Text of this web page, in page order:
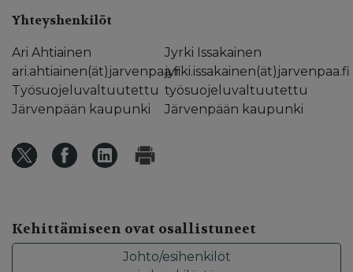
Yhteyshenkilöt
Ari Ahtiainen
ari.ahtiainen(ät)jarvenpaa.fi
Työsuojeluvaltuutettu
Järvenpään kaupunki
Jyrki Issakainen
jyrki.issakainen(ät)jarvenpaa.fi
työsuojeluvaltuutettu
Järvenpään kaupunki
Kehittämiseen ovat osallistuneet
Johto/esihenkilöt